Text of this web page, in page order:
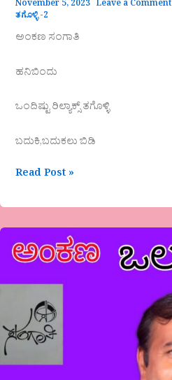
November 5, 2023 Leave a Comment
ತಗೊಳ್ಳಿ -2
ಅಂಕಣ ಸಂಗಾತಿ
ಹನಿಬಿಂದು
ಒಂದಿಷ್ಟು ರಿಲ್ಯಾಕ್ಸ್ ತಗೊಳ್ಳಿ
ಬದುಕಿ,ಬದುಕಲು ಬಿಡಿ
Read Post »